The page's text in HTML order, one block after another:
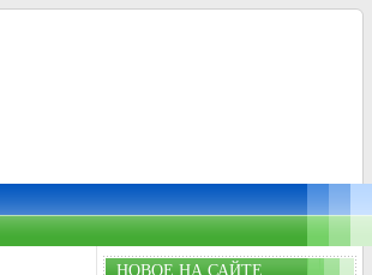
НОВОЕ НА САЙТЕ